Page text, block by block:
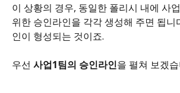
이 상황의 경우, 동일한 폴리시 내에 사
위한 승인라인을 각각 생성해 주면 됩니
인이 형성되는 것이죠.
우선 사업1팀의 승인라인을 펼쳐 보겠